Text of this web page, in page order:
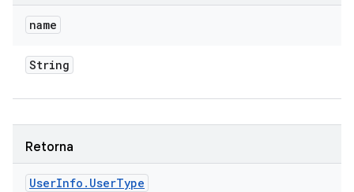
name
String
Retorna
UserInfo . UserType